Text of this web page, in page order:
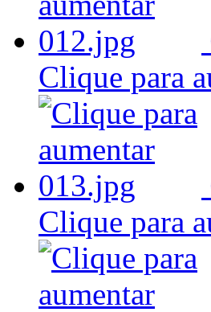
Clique para
Clique para